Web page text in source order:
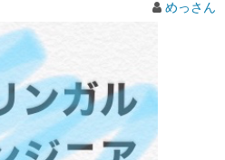
めっさん